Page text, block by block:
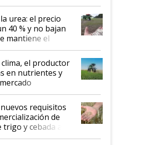
urea: el precio
40 % y no bajan
mantiene el
Medio Oriente
el productor
en nutrientes y
requisitos
de
y cebada a